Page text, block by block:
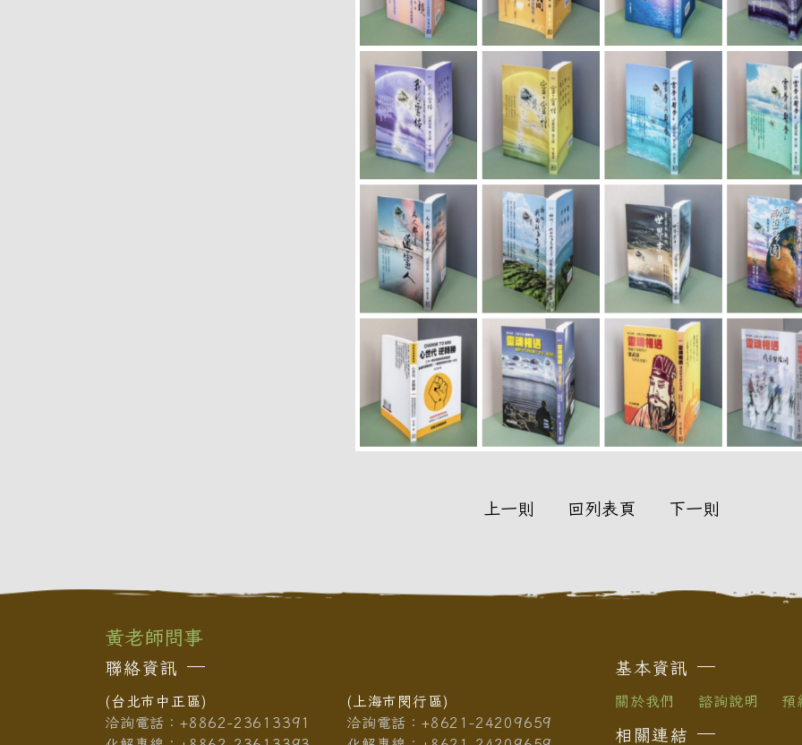
上一則 回列表頁 下一則
黃老師問事
聯絡資訊
(台北市中正區)
洽詢電話：+8862-23613391
(上海市閔行區)
洽詢電話：+8621-24209659
基本資訊
關於我們 諮詢說明 預
相關連結